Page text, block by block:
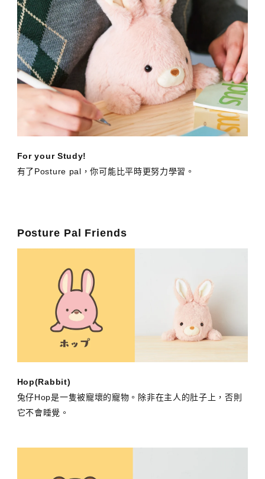
For your Study!
有了Posture pal，你可能比平時更努力學習。
Posture Pal Friends
Hop(Rabbit)
兔仔Hop是一隻被寵壞的寵物。除非在主人的肚子上，否則
它不會睡覺。